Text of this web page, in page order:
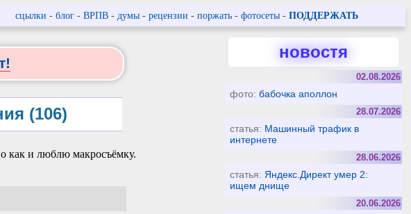
сцылки - блог- ВРПВ- думы- рецензии - поржать- фотосеты - ПОДДЕРЖАТЬ
(106)
как и люблю макросъёмку.
новостя
02.08.2026
фото:бабочка аполлон
28.07.2026
статья: Машинный трафик в
интернете
28.06.2026
статья: Яндекс.Директ умер 2:
ищем днище
20.06.2026